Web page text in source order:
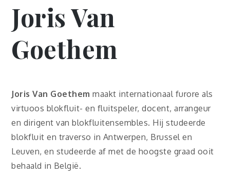
Joris Van
Goethem
Joris Van Goethem maakt internationaal furore als
virtuoos blokfluit- en fluitspeler, docent, arrangeur
en dirigent van blokfluitensembles. Hij studeerde
blokfluit en traverso in Antwerpen, Brussel en
Leuven, en studeerde af met de hoogste graad ooit
behaald in België.